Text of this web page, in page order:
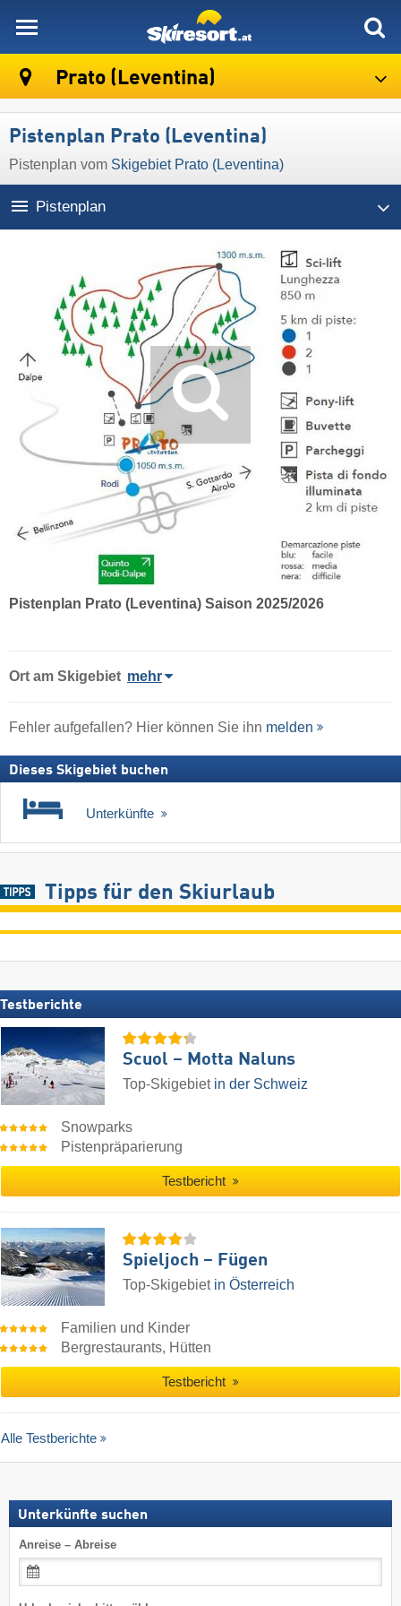
Prato (Leventina)
Pistenplan Prato (Leventina)
Pistenplan vom Skigebiet Prato (Leventina)
Pistenplan
Pistenplan Prato (Leventina) Saison 2025/2026
Ort am Skigebiet mehr
Fehler aufgefallen? Hier können Sie ihn melden
Dieses Skigebiet buchen
Unterkünfte
Tipps für den Skiurlaub
Testberichte
Scuol – Motta Naluns
Top-Skigebiet in der Schweiz
Snowparks
Pistenpräparierung
Testbericht
Spieljoch – Fügen
Top-Skigebiet in Österreich
Familien und Kinder
Bergrestaurants, Hütten
Testbericht
Alle Testberichte
Unterkünfte suchen
Anreise – Abreise